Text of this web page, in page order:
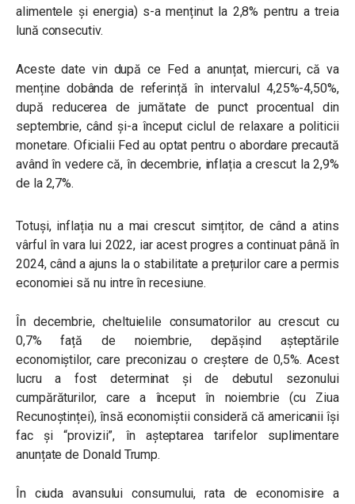
alimentele și energia) s-a menținut la 2,8% pentru a treia
lună consecutiv.
Aceste date vin după ce Fed a anunțat, miercuri, că va
menține dobânda de referință în intervalul 4,25%-4,50%,
după reducerea de jumătate de punct procentual din
septembrie, când și-a început ciclul de relaxare a politicii
monetare. Oficialii Fed au optat pentru o abordare precaută
având în vedere că, în decembrie, inflația a crescut la 2,9%
de la 2,7%.
Totuși, inflația nu a mai crescut simțitor, de când a atins
vârful în vara lui 2022, iar acest progres a continuat până în
2024, când a ajuns la o stabilitate a prețurilor care a permis
economiei să nu intre în recesiune.
În decembrie, cheltuielile consumatorilor au crescut cu
0,7% față de noiembrie, depășind așteptările
economiștilor, care preconizau o creștere de 0,5%. Acest
lucru a fost determinat și de debutul sezonului
cumpărăturilor, care a început în noiembrie (cu Ziua
Recunoștinței), însă economiștii consideră că americanii își
fac și “provizii”, în așteptarea tarifelor suplimentare
anunțate de Donald Trump.
În ciuda avansului consumului, rata de economisire a